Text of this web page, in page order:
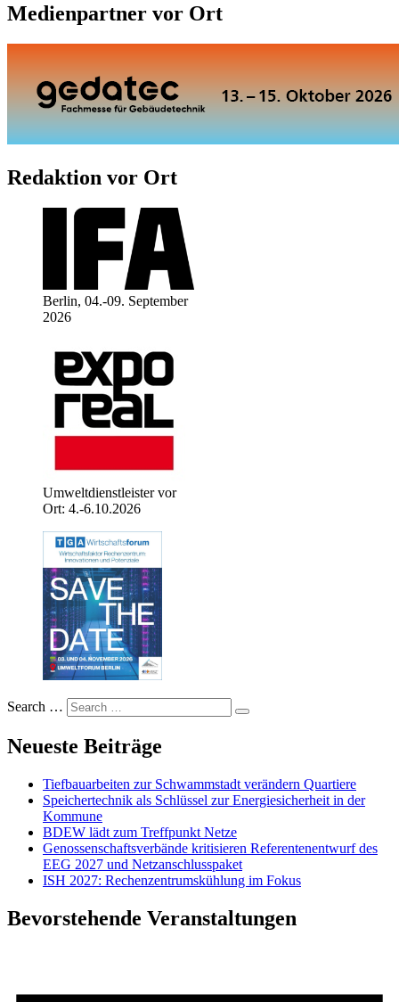
Medienpartner vor Ort
Redaktion vor Ort
Berlin, 04.-09. September
2026
Umweltdienstleister vor
Ort: 4.-6.10.2026
Search …
Neueste Beiträge
Tiefbauarbeiten zur Schwammstadt verändern Quartiere
Speichertechnik als Schlüssel zur Energiesicherheit in der
Kommune
BDEW lädt zum Treffpunkt Netze
Genossenschaftsverbände kritisieren Referentenentwurf des
EEG 2027 und Netzanschlusspaket
ISH 2027: Rechenzentrumskühlung im Fokus
Bevorstehende Veranstaltungen